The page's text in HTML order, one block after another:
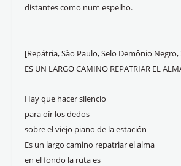
distantes como num espelho.
[Repátria, São Paulo, Selo Demônio Negro,
ES UN LARGO CAMINO REPATRIAR EL
Hay que hacer silencio
para oír los dedos
sobre el viejo piano de la estación
Es un largo camino repatriar el alma
en el fondo la ruta es